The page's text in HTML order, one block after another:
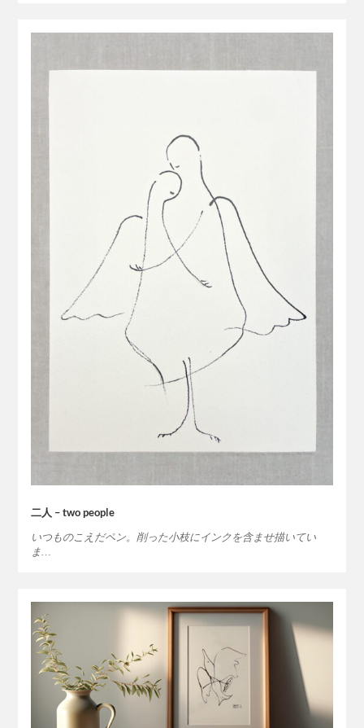
二人 – two people
いつものこえだペン。削った小枝にインクを含ませ描いてい
ま…